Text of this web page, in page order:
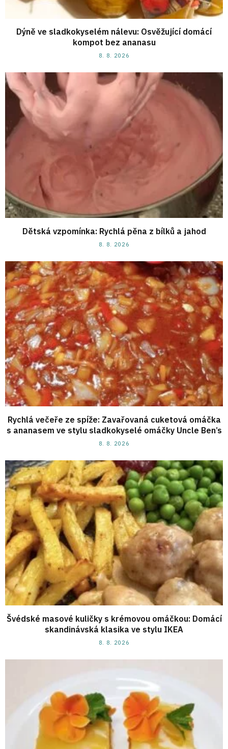
Dýně ve sladkokyselém nálevu: Osvěžující domácí
kompot bez ananasu
8. 8. 2026
Dětská vzpomínka: Rychlá pěna z bílků a jahod
8. 8. 2026
Rychlá večeře ze spíže: Zavařovaná cuketová omáčka
s ananasem ve stylu sladkokyselé omáčky Uncle Ben’s
8. 8. 2026
Švédské masové kuličky s krémovou omáčkou: Domácí
skandinávská klasika ve stylu IKEA
8. 8. 2026